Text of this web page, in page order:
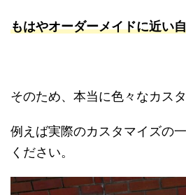
もはやオーダーメイドに近い
そのため、本当に色々なカス
例えば実際のカスタマイズの
ください。